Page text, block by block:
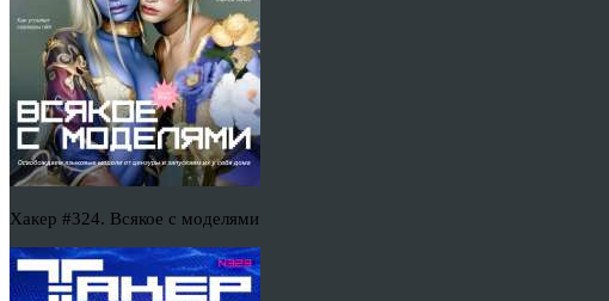
Хакер #324. Всякое с моделями